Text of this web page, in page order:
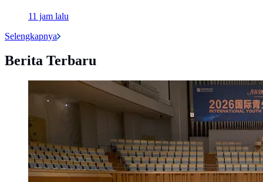
11 jam lalu
Selengkapnya
Berita Terbaru